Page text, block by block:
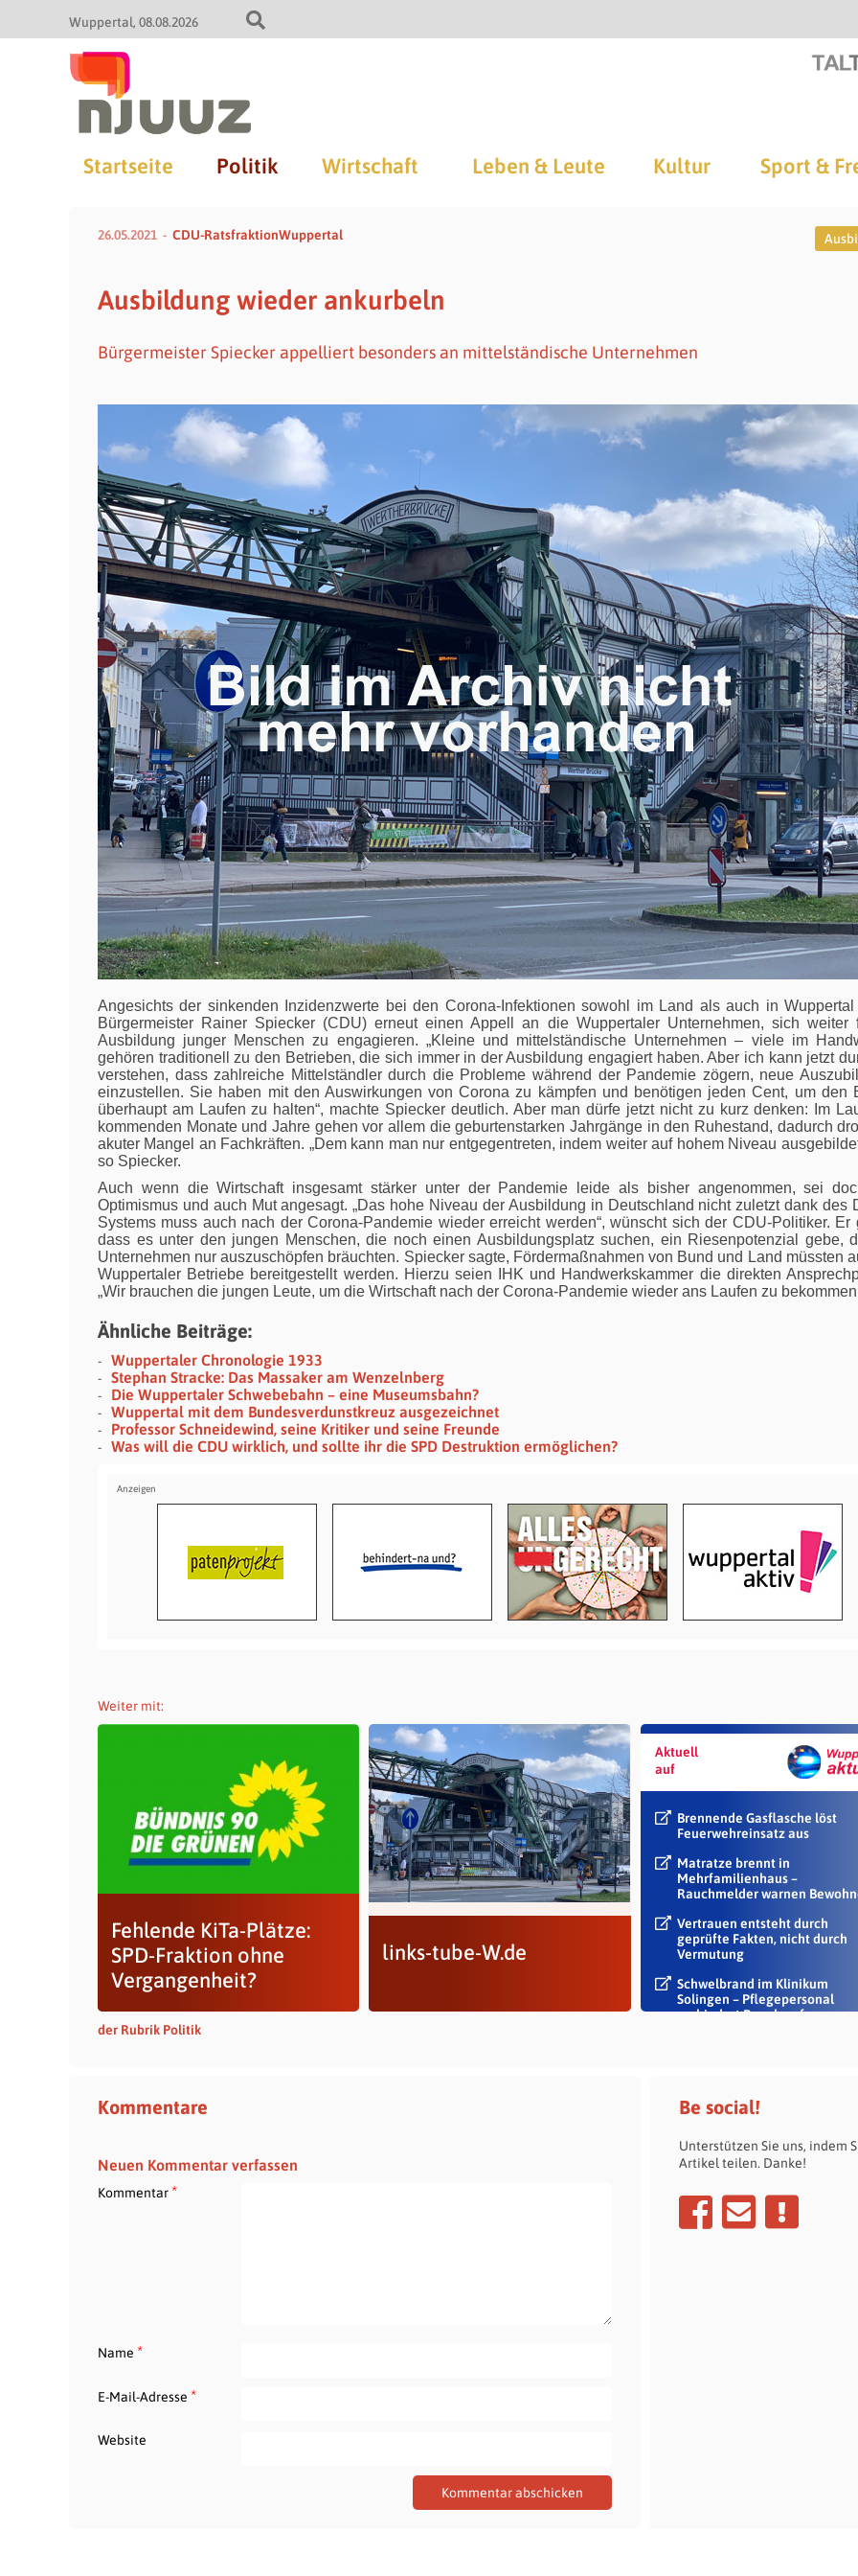
Wuppertal 08.08.2026
Startseite Politik Wirtschaft Leben & Leute Kultur Sport &
26.05.2021 CDU-RatsfraktionWuppertal
Ausbildung wieder ankurbeln
Bürgermeister Spiecker appelliert besonders an mittelständische Unternehmen
Angesichts der sinkenden Inzidenzwerte bei den Corona-Infektionen sowohl im Land als auch in Wuppertal
Bürgermeister Rainer Spiecker (CDU) erneut einen Appell an die Wuppertaler Unternehmen, sich weiter
Ausbildung junger Menschen zu engagieren. „Kleine und mittelständische Unternehmen – viele im
gehören traditionell zu den Betrieben, die sich immer in der Ausbildung engagiert haben. Aber ich kann jetzt
verstehen, dass zahlreiche Mittelständler durch die Probleme während der Pandemie zögern, neue
einzustellen. Sie haben mit den Auswirkungen von Corona zu kämpfen und benötigen jeden Cent, um den
überhaupt am Laufen zu halten“, machte Spiecker deutlich. Aber man dürfe jetzt nicht zu kurz denken: Im
kommenden Monate und Jahre gehen vor allem die geburtenstarken Jahrgänge in den Ruhestand, dadurch
akuter Mangel an Fachkräften. „Dem kann man nur entgegentreten, indem weiter auf hohem Niveau
so Spiecker.
Auch wenn die Wirtschaft insgesamt stärker unter der Pandemie leide als bisher angenommen, sei
Optimismus und auch Mut angesagt. „Das hohe Niveau der Ausbildung in Deutschland nicht zuletzt dank des
Systems muss auch nach der Corona-Pandemie wieder erreicht werden“, wünscht sich der CDU-Politiker. Er
dass es unter den jungen Menschen, die noch einen Ausbildungsplatz suchen, ein Riesenpotenzial gebe,
Unternehmen nur auszuschöpfen bräuchten. Spiecker sagte, Fördermaßnahmen von Bund und Land müssten
Wuppertaler Betriebe bereitgestellt werden. Hierzu seien IHK und Handwerkskammer die direkten
„Wir brauchen die jungen Leute, um die Wirtschaft nach der Corona-Pandemie wieder ans Laufen zu
Ähnliche Beiträge:
Wuppertaler Chronologie 1933
Stephan Stracke: Das Massaker am Wenzelnberg
Die Wuppertaler Schwebebahn – eine Museumsbahn?
Wuppertal mit dem Bundesverdunstkreuz ausgezeichnet
Professor Schneidewind, seine Kritiker und seine Freunde
Was will die CDU wirklich, und sollte ihr die SPD Destruktion ermöglichen?
Weiter mit:
Fehlende KiTa-Plätze:
SPD-Fraktion ohne
Vergangenheit?
links-tube-W.de
Aktuell
auf
Brennende Gasflasche löst
Feuerwehreinsatz aus
Matratze brennt in
Mehrfamilienhaus –
Rauchmelder warnen
Vertrauen entsteht durch
geprüfte Fakten, nicht durch
Vermutung
Schwelbrand im Klinikum
Solingen – Pflegepersonal
verhindert Rauch auf...
der Rubrik Politik
Kommentare
Neuen Kommentar verfassen
Kommentar*
Name *
E-Mail-Adresse *
Website
Be social!
Unterstützen Sie uns, indem
Artikel teilen. Danke!